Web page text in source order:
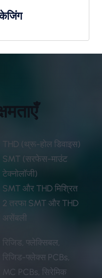
THD (थ्रू-होल डिवाइस)
SMT (सरफेस-माउंट
टेक्नोलॉजी)
SMT और THD मिश्रित
2 तरफा SMT और THD
असेंबली
रिजिड, फ्लेक्सिबल,
रिजिड-फ्लेक्स PCBs,
MC PCBs, सिरेमिक